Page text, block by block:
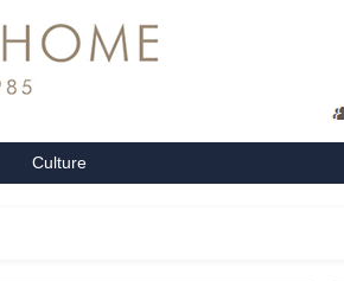
Culture